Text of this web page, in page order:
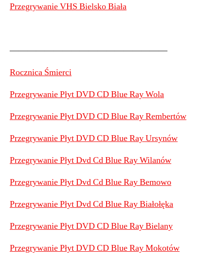
Przegrywanie VHS Bielsko Biała
——————————————————
Rocznica Śmierci
Przegrywanie Płyt DVD CD Blue Ray Wola
Przegrywanie Płyt DVD CD Blue Ray Rembertów
Przegrywanie Płyt DVD CD Blue Ray Ursynów
Przegrywanie Płyt Dvd Cd Blue Ray Wilanów
Przegrywanie Płyt Dvd Cd Blue Ray Bemowo
Przegrywanie Płyt Dvd Cd Blue Ray Białołęka
Przegrywanie Płyt DVD CD Blue Ray Bielany
Przegrywanie Płyt DVD CD Blue Ray Mokotów